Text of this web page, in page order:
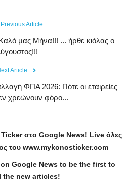
Previous Article
μας Μήνα!!! ... ήρθε κιόλας ο
Article
ΦΠΑ 2026: Πότε οι εταιρείες
χρεώνουν φόρο...
Tickerστο Google News! Liveόλες
του www.mykonosticker.com
Google News to be the first to
the new articles!